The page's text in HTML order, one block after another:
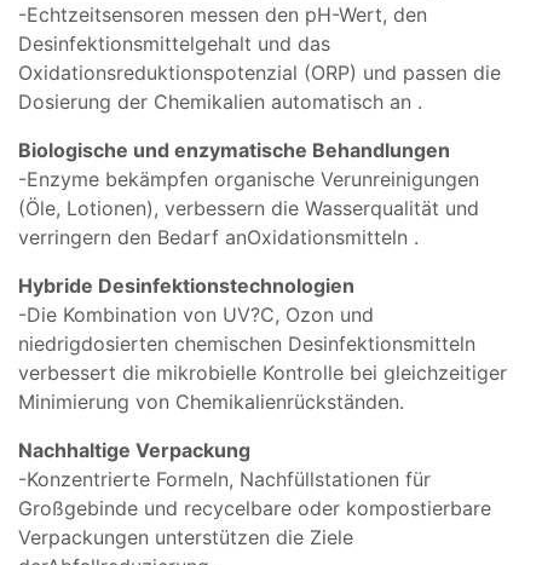
-Echtzeitsensoren messen den pH-Wert, den
Desinfektionsmittelgehalt und das
Oxidationsreduktionspotenzial (ORP) und passen die
Dosierung der Chemikalien automatisch an .
Biologische und enzymatische Behandlungen
-Enzyme bekämpfen organische Verunreinigungen
(Öle, Lotionen), verbessern die Wasserqualität und
verringern den Bedarf anOxidationsmitteln .
Hybride Desinfektionstechnologien
-Die Kombination von UV?C, Ozon und
niedrigdosierten chemischen Desinfektionsmitteln
verbessert die mikrobielle Kontrolle bei gleichzeitiger
Minimierung von Chemikalienrückständen.
Nachhaltige Verpackung
-Konzentrierte Formeln, Nachfüllstationen für
Großgebinde und recycelbare oder kompostierbare
Verpackungen unterstützen die Ziele